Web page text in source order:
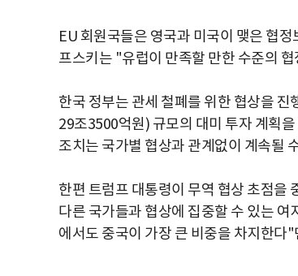
EU 회원국들은 영국과 미국이 맺은 협
프스키는 "유럽이 만족할 만한 수준의
한국 정부는 관세 철폐를 위한 협상을 진
29조3500억원) 규모의 대미 투자 계획
조치는 국가별 협상과 관계없이 계속될
한편 트럼프 대통령이 무역 협상 초점을
다른 국가들과 협상에 집중할 수 있는
에서도 중국이 가장 큰 비중을 차지한